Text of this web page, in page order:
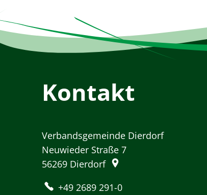
Kontakt
Verbandsgemeinde Dierdorf
Neuwieder Straße 7
56269 Dierdorf
+49 2689 291-0